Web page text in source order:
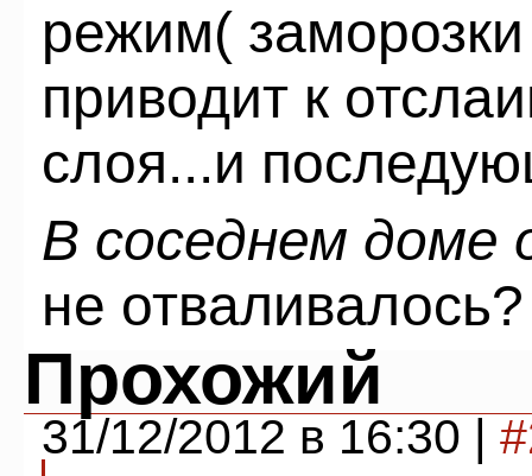
режим(
приводит к
слоя...и
В соседнем доме
не отваливалось?
Прохожий
31/12/2012 в 16:30 |